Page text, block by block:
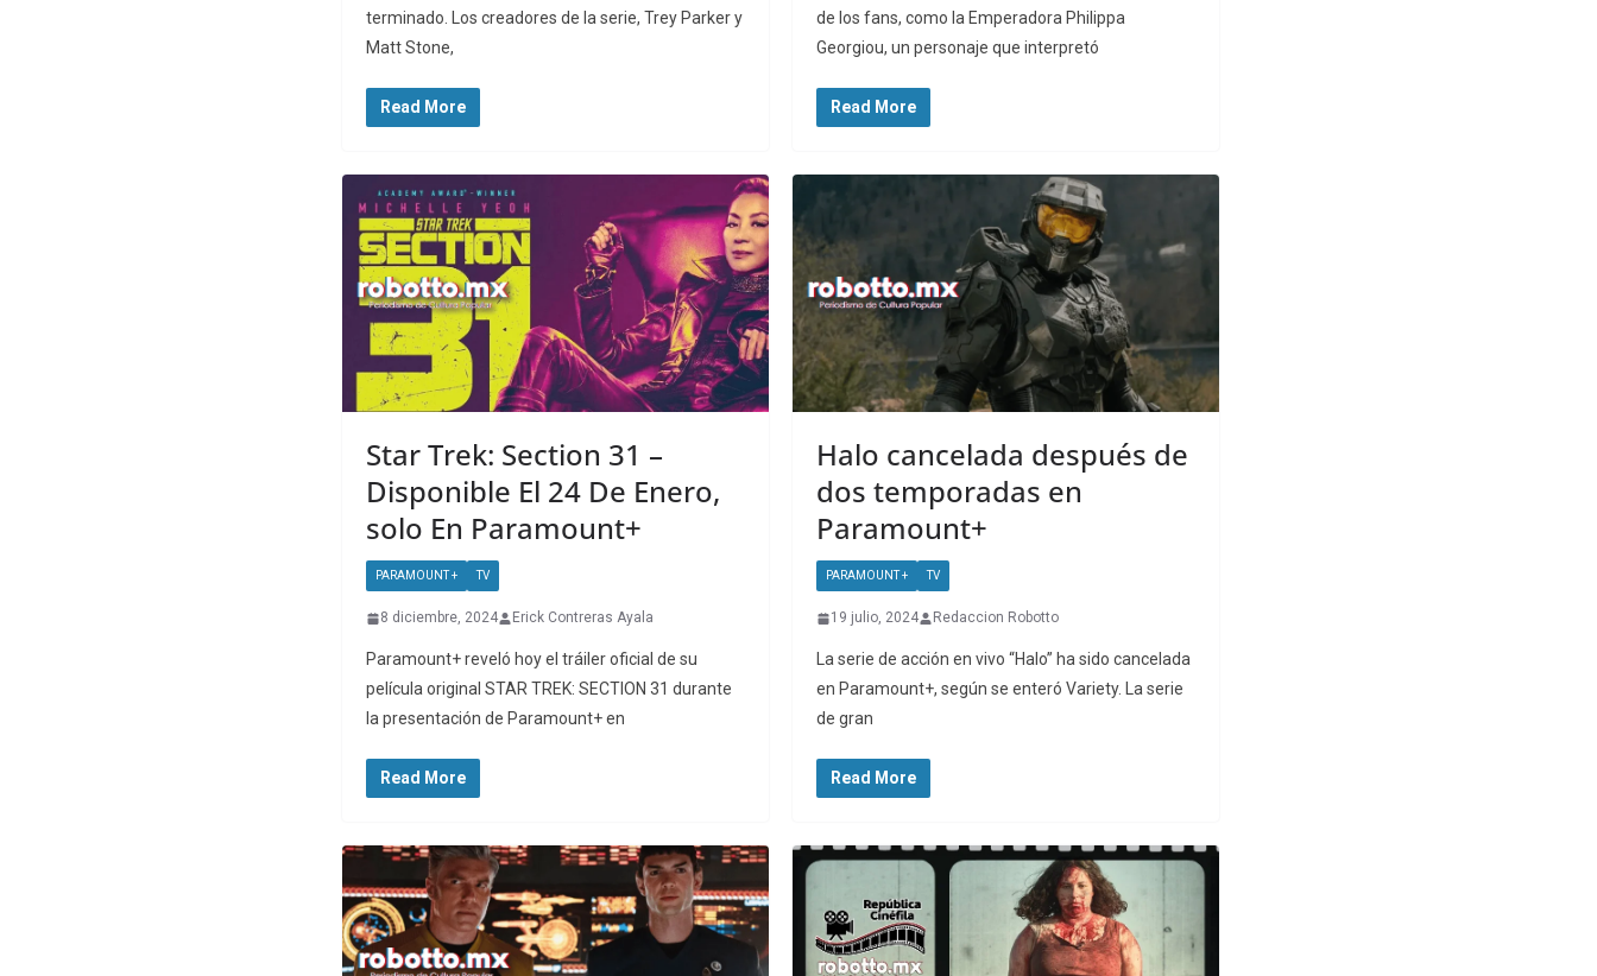
terminado. Los creadores de la serie, Trey Parker y
Matt Stone,
Read More
de los fans, como la Emperadora Philippa
Georgiou, un personaje que interpretó
Read More
Star Trek: Section 31 –
Disponible El 24 De Enero,
solo En Paramount+
PARAMOUNT + TV
8 diciembre, 2024 Erick Contreras Ayala
Paramount+ reveló hoy el tráiler oficial de su
película original STAR TREK: SECTION 31 durante
la presentación de Paramount+ en
Read More
Halo cancelada después de
dos temporadas en
Paramount+
PARAMOUNT + TV
19 julio, 2024 Redaccion Robotto
La serie de acción en vivo “Halo” ha sido cancelada
en Paramount+, según se enteró Variety. La serie
de gran
Read More